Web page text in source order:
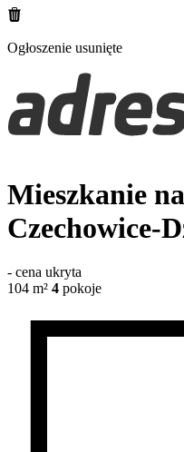
Ogłoszenie usunięte
Mieszkanie
Czechowice-
- cena ukryta
104 m² 4 pokoje